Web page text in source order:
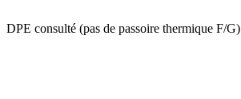
DPE consulté (pas de passoire thermique F/G)